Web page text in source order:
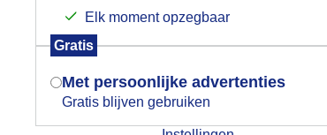
Elk moment opzegbaar
Gratis
Met persoonlijke advertenties
Gratis blijven gebruiken
Indien je hier nog geen akkoord op hebt
gegeven, verschijnt er zo een pop-up uit
je browser waarin deze toestemming
gevraagd wordt.